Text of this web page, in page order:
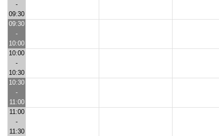
-
09:30
09:30
-
10:00
10:00
-
10:30
10:30
-
11:00
11:00
-
11:30